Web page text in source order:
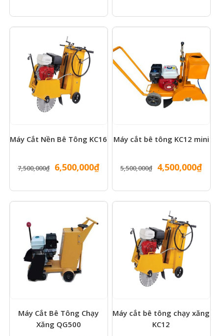
là:
8,500,000₫.
tại
là:
là:
3,900,000₫.
tại
là:
Máy Cắt Nền Bê Tông KC16
7,500,000₫
Giá
là:
7,500,000₫.
6,500,000₫Giá
tại
là:
Máy cắt bê tông KC12 mini
5,500,000₫
Giá
là:
5,500,000₫.
4,500,000₫Giá
tại
là:
Máy Cắt Bê Tông Chạy
Xăng QG500
Máy cắt bê tông chạy xăng
KC12